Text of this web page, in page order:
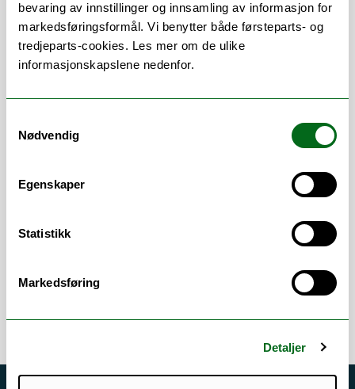
bevaring av innstillinger og innsamling av informasjon for
markedsføringsformål. Vi benytter både førsteparts- og
tredjeparts-cookies. Les mer om de ulike
informasjonskapslene nedenfor.
Nødvendig
Egenskaper
Statistikk
Markedsføring
Detaljer
Stillingsbeskrivelse
Førsteamanuensis på bachelor i
Veileder master og phd studenter
plasstilliltsvalgt ved
Medlem i fakultetsstyret ved